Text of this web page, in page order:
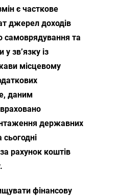
є часткове
джерел доходів
самоврядування та
зв’язку із
місцевому
даним
державних
рахунок коштів
фінансову